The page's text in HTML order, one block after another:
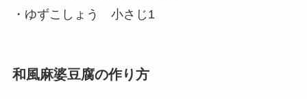
・ゆずこしょう 小さじ1
和風麻婆豆腐の作り方